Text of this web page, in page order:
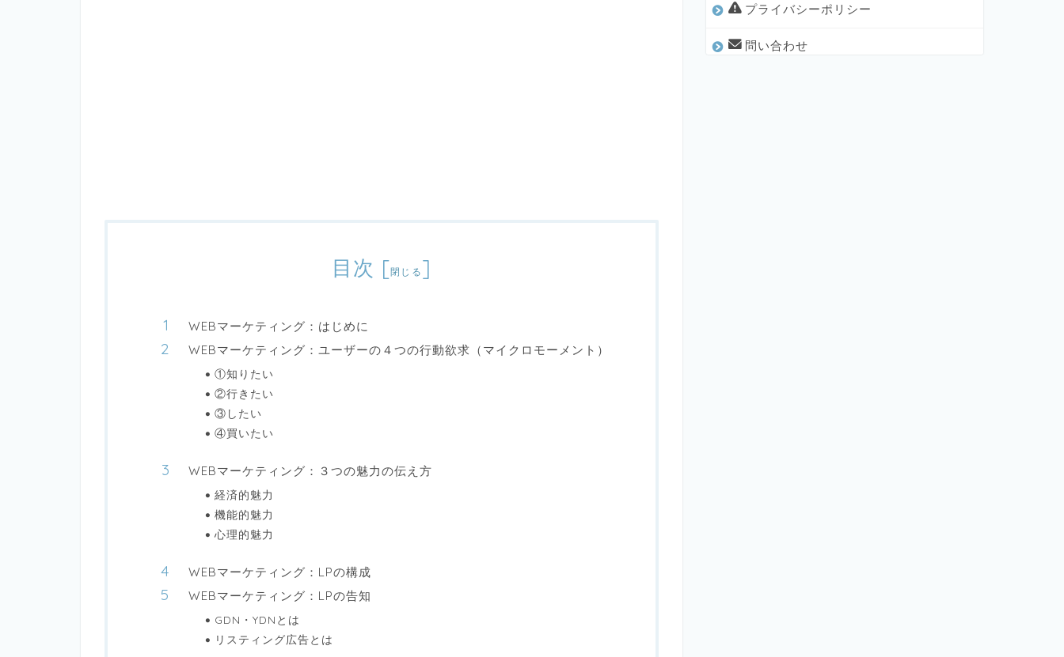
目次 [閉じる ]
WEBマーケティング：はじめに
WEBマーケティング：ユーザーの４つの行動欲求（マイクロモーメント）
①知りたい
②行きたい
③したい
④買いたい
WEBマーケティング：３つの魅力の伝え方
経済的魅力
機能的魅力
心理的魅力
WEBマーケティング：LPの構成
WEBマーケティング：LPの告知
GDN・YDNとは
リスティング広告とは
プライバシーポリシー
問い合わせ